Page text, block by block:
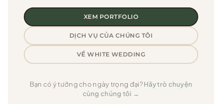
XEM PORTFOLIO
DỊCH VỤ CỦA CHÚNG TÔI
VỀ WHITE WEDDING
Bạn có ý tưởng cho ngày trọng đại?Hãy trò chuyện
cùng chúng tôi →